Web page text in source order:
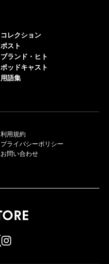
コレクション
ポスト
ブランド・ヒト
ポッドキャスト
用語集
利用規約
プライバシーポリシー
お問い合わせ